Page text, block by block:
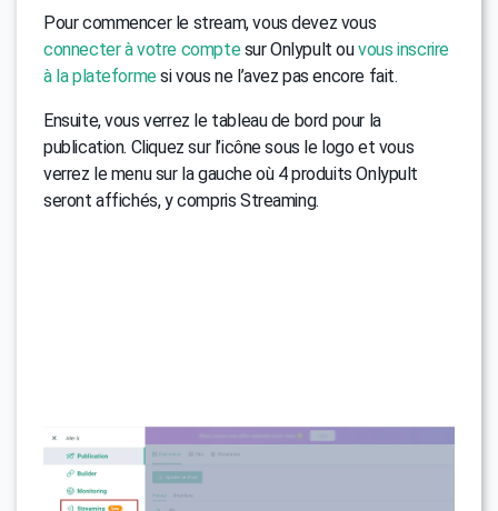
Pour commencer le stream, vous devez vous
connecter à votre comptesur Onlypult ouvous inscrire
à la plateformesi vous ne l’avez pas encore fait.
Ensuite, vous verrez le tableau de bord pour la
publication. Cliquez sur l’icône sous le logo et vous
verrez le menu sur la gauche où 4 produits Onlypult
seront affichés, y compris Streaming.